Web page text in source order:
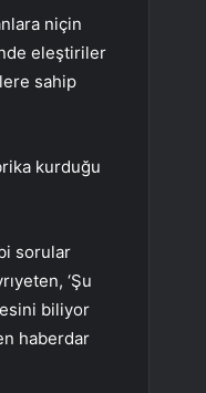
niçin
eleştiriler
sahip
kurduğu
sorular
‘Şu
biliyor
haberdar